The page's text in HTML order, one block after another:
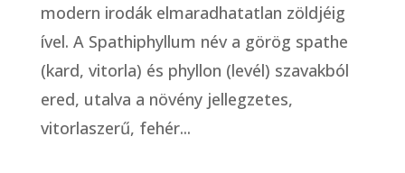
modern irodák elmaradhatatlan zöldjéig
ível. A Spathiphyllum név a görög spathe
(kard, vitorla) és phyllon (levél) szavakból
ered, utalva a növény jellegzetes,
vitorlaszerű, fehér...